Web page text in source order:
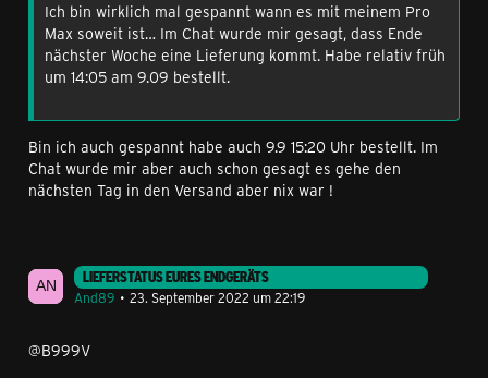
Ich bin wirklich mal gespannt wann es mit meinem Pro
Max soweit ist… Im Chat wurde mir gesagt, dass Ende
nächster Woche eine Lieferung kommt. Habe relativ früh
um 14:05 am 9.09 bestellt.
Bin ich auch gespannt habe auch 9.9 15:20 Uhr bestellt. Im
Chat wurde mir aber auch schon gesagt es gehe den
nächsten Tag in den Versand aber nix war !
LIEFERSTATUS EURES ENDGERÄTS
And89
23. September 2022 um 22:19
@B999V